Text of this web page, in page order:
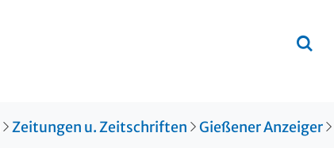
Zeitungen u. Zeitschriften Gießener Anzeiger